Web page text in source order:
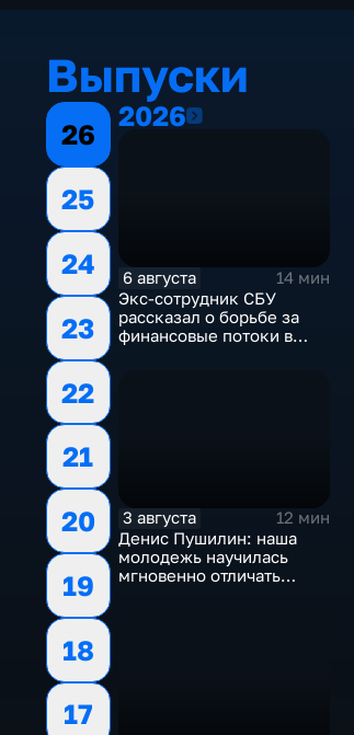
Выпуски
26
25
24
23
22
21
20
19
18
17
20262026
6 августа
14 мин
Экс-сотрудник СБУ
рассказал о борьбе за
финансовые потоки в
3 августа
12 мин
Денис Пушилин: наша
молодежь научилась
мгновенно отличать